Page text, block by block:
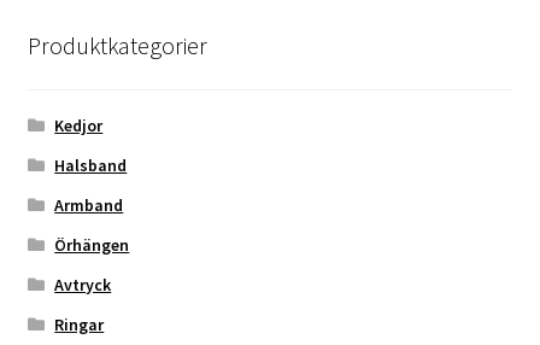
Produktkategorier
Kedjor
Halsband
Armband
Örhängen
Avtryck
Ringar